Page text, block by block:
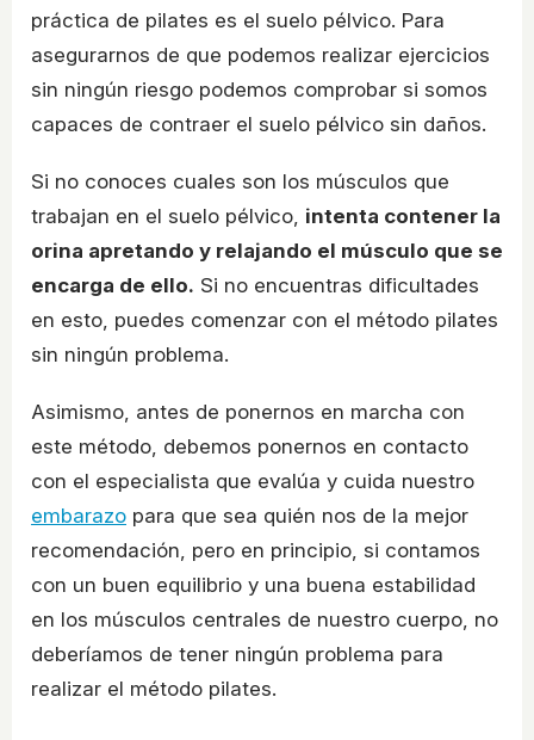
práctica de pilates es el suelo pélvico. Para
asegurarnos de que podemos realizar ejercicios
sin ningún riesgo podemos comprobar si somos
capaces de contraer el suelo pélvico sin daños.
Si no conoces cuales son los músculos que
trabajan en el suelo pélvico, intenta contener la
orina apretando y relajando el músculo que se
encarga de ello. Si no encuentras dificultades
en esto, puedes comenzar con el método pilates
sin ningún problema.
Asimismo, antes de ponernos en marcha con
este método, debemos ponernos en contacto
con el especialista que evalúa y cuida nuestro
embarazo para que sea quién nos de la mejor
recomendación, pero en principio, si contamos
con un buen equilibrio y una buena estabilidad
en los músculos centrales de nuestro cuerpo, no
deberíamos de tener ningún problema para
realizar el método pilates.